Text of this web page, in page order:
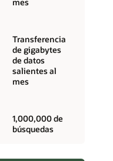
Transferencia
de gigabytes
de datos
salientes al
mes
1,000,000 de
búsquedas